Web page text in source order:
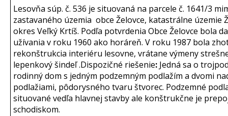
Lesovňa súp. č. 536 je situovaná na parcele č. 1641/3
zastavaného územia obce Želovce, katastrálne územie
okres Veľký Krtíš. Podľa potvrdenia Obce Želovce bola
užívania v roku 1960 ako horáreň. V roku 1987 bola
rekonštrukcia interiéru lesovne, vrátane výmeny
lepenkový šindeľ .Dispozičné riešenie: Jedná sa o
rodinný dom s jedným podzemným podlažím a dvomi
podlažiami, pôdorysného tvaru štvorec. Podzemné
situované vedľa hlavnej stavby ale konštrukčne je
schodiskom.